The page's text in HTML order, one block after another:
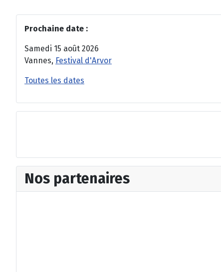
Prochaine date :
Samedi 15 août 2026
Vannes, Festival d'Arvor
Toutes les dates
Nos partenaires